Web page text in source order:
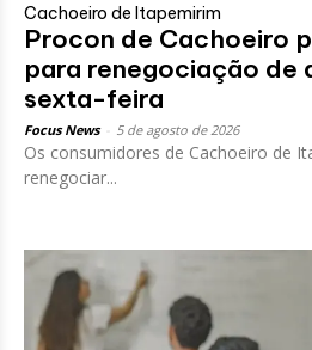
Cachoeiro de Itapemirim
Procon de Cachoeiro
para renegociação de
sexta-feira
Focus News 5 de agosto de 2026
Os consumidores de Cachoeiro de
renegociar...